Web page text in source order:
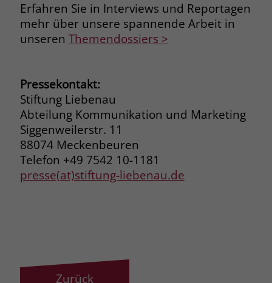
Erfahren Sie in Interviews und Reportagen
mehr über unsere spannende Arbeit in
unseren Themendossiers >
Pressekontakt:
Stiftung Liebenau
Abteilung Kommunikation und Marketing
Siggenweilerstr. 11
88074 Meckenbeuren
Telefon +49 7542 10-1181
presse(at)stiftung-liebenau.de
Zurück